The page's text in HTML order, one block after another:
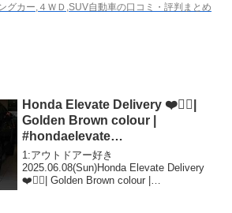
グカー,４ＷＤ,SUV自動車の口コミ・評判まとめ
Honda Elevate Delivery ❤️✌🏻|
Golden Brown colour |
#hondaelevate
#hondaelevateblackedition
#suv
1:アウトドアー好き
2025.06.08(Sun)Honda Elevate Delivery
❤️✌🏻| Golden Brown colour |